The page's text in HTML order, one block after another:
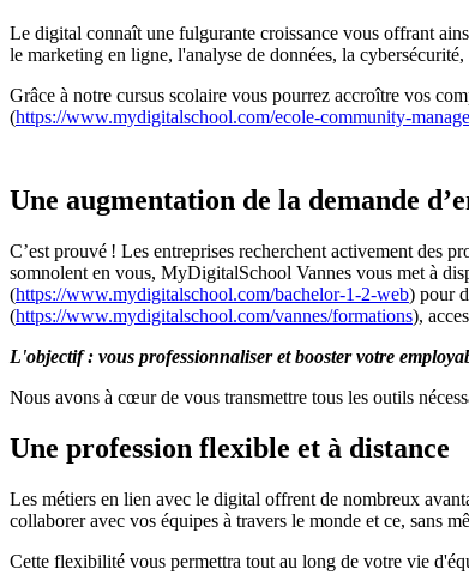
Le digital connaît une fulgurante croissance vous offrant
le marketing en ligne, l'analyse de données, la
Grâce à notre cursus scolaire vous pourrez accroître vos
(https://www.mydigitalschool.com/ecole-community-
Une augmentation de la demande
C’est prouvé ! Les entreprises recherchent activement des
somnolent en vous, MyDigitalSchool Vannes vous met à
(https://www.mydigitalschool.com/bachelor-1-2-web) pour
(https://www.mydigitalschool.com/vannes/formations),
L'objectif : vous professionnaliser et booster votre
Nous avons à cœur de vous transmettre tous les outils
Une profession flexible et à distance
Les métiers en lien avec le digital offrent de nombreux
collaborer avec vos équipes à travers le monde et ce, sans
Cette flexibilité vous permettra tout au long de votre vie